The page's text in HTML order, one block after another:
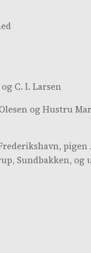
C. I. Larsen
og Hustru
Sundbakken,